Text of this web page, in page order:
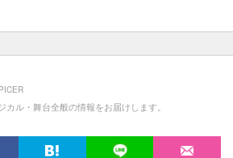
カル・舞台全般の情報をお届けします。